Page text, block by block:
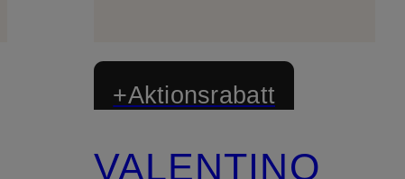
+Aktionsrabatt
VALENTINO